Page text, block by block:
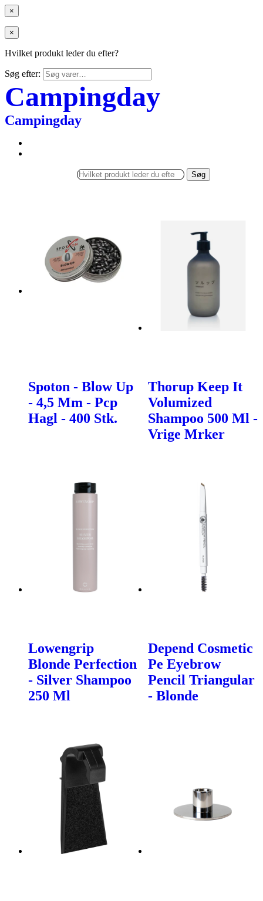
×
×
Hvilket produkt leder du efter?
Søg efter:
Campingday
Campingday
Søg
Spoton - Blow Up
- 4,5 Mm - Pcp
Hagl - 400 Stk.
Thorup Keep It
Volumized
Shampoo 500 Ml -
Vrige Mrker
Lowengrip
Blonde Perfection
- Silver Shampoo
250 Ml
Depend Cosmetic
Pe Eyebrow
Pencil Triangular
- Blonde